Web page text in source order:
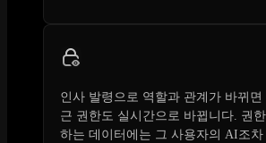
인사 발령으로 역할과 관계가 바뀌
근 권한도 실시간으로 바뀝니다. 권
하는 데이터에는 그 사용자의 AI조